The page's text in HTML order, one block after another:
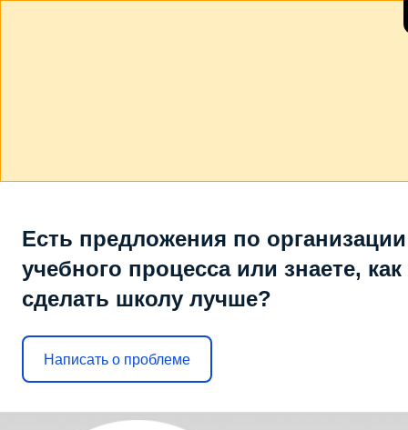
Есть предложения по организации
учебного процесса или знаете, как
сделать школу лучше?
Написать о проблеме